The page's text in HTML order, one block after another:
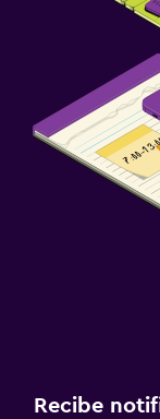
Recibe